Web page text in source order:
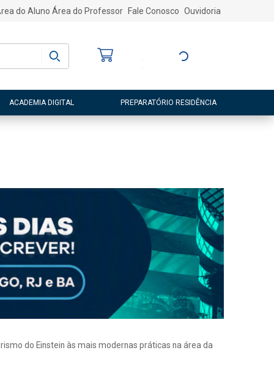
do Aluno Área do Professor Fale Conosco Ouvidoria
Entre ou Cadastre-
ACADEMIA DIGITAL PREPARATÓRIO RESIDÊNCIA
do Einstein às mais modernas práticas na área da